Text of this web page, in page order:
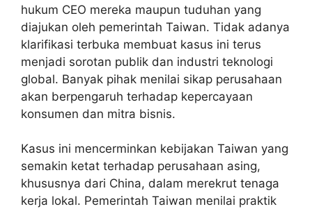
hukum CEO mereka maupun tuduhan yang
diajukan oleh pemerintah Taiwan. Tidak adanya
klarifikasi terbuka membuat kasus ini terus
menjadi sorotan publik dan industri teknologi
global. Banyak pihak menilai sikap perusahaan
akan berpengaruh terhadap kepercayaan
konsumen dan mitra bisnis.
Kasus ini mencerminkan kebijakan Taiwan yang
semakin ketat terhadap perusahaan asing,
khususnya dari China, dalam merekrut tenaga
kerja lokal. Pemerintah Taiwan menilai praktik